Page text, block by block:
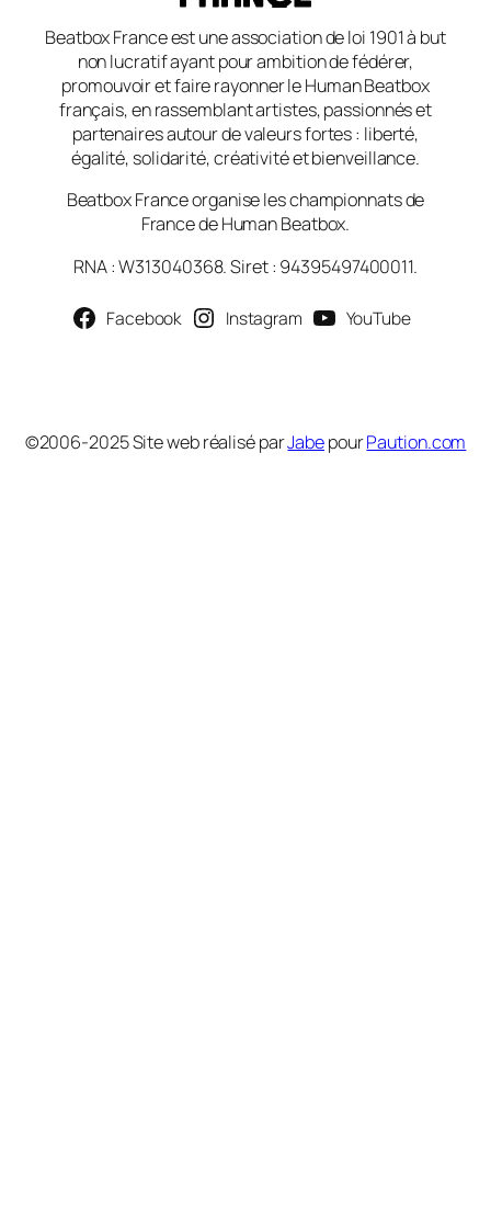
Beatbox France est une association de loi 1901 à but
non lucratif ayant pour ambition de fédérer,
promouvoir et faire rayonner le Human Beatbox
français, en rassemblant artistes, passionnés et
partenaires autour de valeurs fortes : liberté,
égalité, solidarité, créativité et bienveillance.
Beatbox France organise les championnats de
France de Human Beatbox.
RNA : W313040368. Siret : 94395497400011.
Facebook Instagram YouTube
©2006-2025 Site web réalisé parJabepourPaution.com